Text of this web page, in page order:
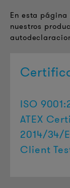
En esta
nuestros
ISO
ATEX
2014/34/
Client